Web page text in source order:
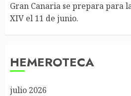
Gran Canaria se prepara para
XIV el 11 de junio.
HEMEROTECA
julio 2026